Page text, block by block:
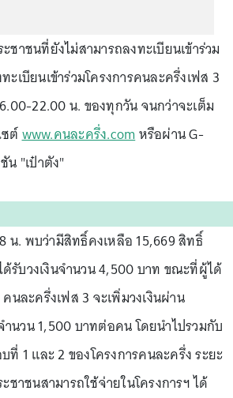
ชาชนที่ยังไม่สามารถลงทะเบียนเข้าร่วม
ะเบียนเข้าร่วมโครงการคนละครึ่งเฟส 3
22.00 น. ของทุกวัน จนกว่าจะเต็ม
ซต์www.คนละครึ่ง.comหรือผ่าน G-
"เป๋าตัง"
น. พบว่ามีสิทธิ์คงเหลือ 15,669 สิทธิ์
รับวงเงินจำนวน 4,500 บาท ขณะที่ผู้ได้
นละครึ่งเฟส 3 จะเพิ่มวงเงินผ่าน
นวน 1,500 บาทต่อคน โดยนำไปรวมกับ
ที่ 1 และ 2 ของโครงการคนละครึ่ง ระยะ
าชนสามารถใช้จ่ายในโครงการฯ ได้